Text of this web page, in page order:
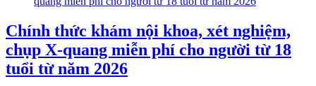
Chính thức khám nội khoa, xét nghiệm,
chụp X-quang miễn phí cho người từ 18
tuổi từ năm 2026